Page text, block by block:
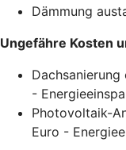
Dämmung
Ungefähre Kosten
-
Photovoltaik-
Euro -